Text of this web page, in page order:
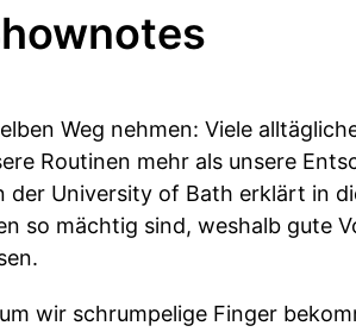
Weg nehmen: Viele
Routinen mehr als unsere
University of Bath erklärt in
so mächtig sind, weshalb gute
wir schrumpelige Finger